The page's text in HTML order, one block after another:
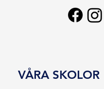
VÅRA SKOLOR